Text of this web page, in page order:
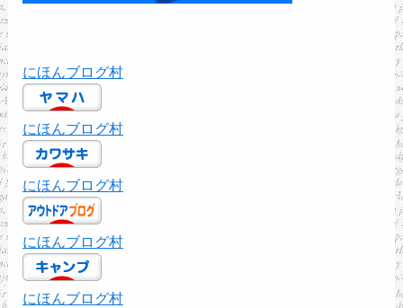
にほんブログ村
にほんブログ村
にほんブログ村
にほんブログ村
にほんブログ村